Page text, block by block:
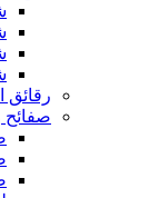
رقائق
صفائح